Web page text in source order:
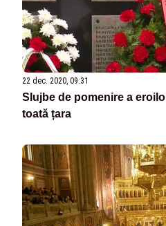
22 dec. 2020, 09:31
Slujbe de pomenire a
toată țara